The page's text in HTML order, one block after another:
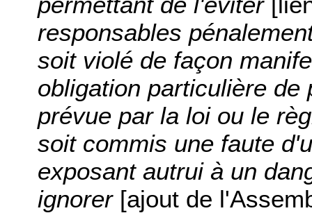
responsables
soit violé de façon
obligation particulière de
prévue par la loi ou le
soit commis une faute
exposant autrui à un
ignorer [ajout de